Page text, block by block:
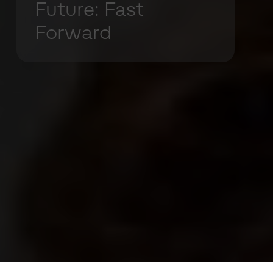
Future: Fast
Forward